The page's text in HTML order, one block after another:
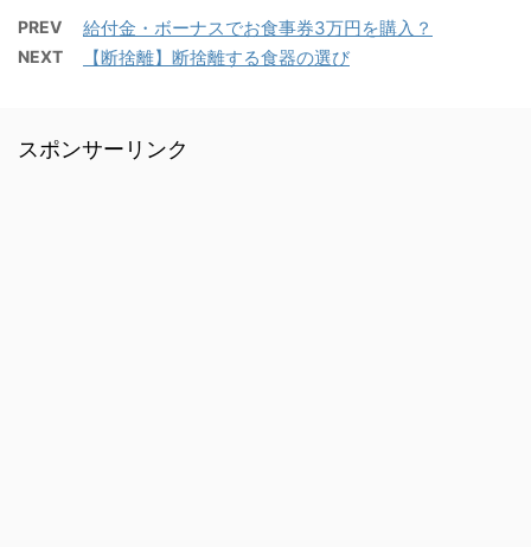
PREV 給付金・ボーナスでお食事券3万円を購入？
NEXT 【断捨離】断捨離する食器の選び
スポンサーリンク